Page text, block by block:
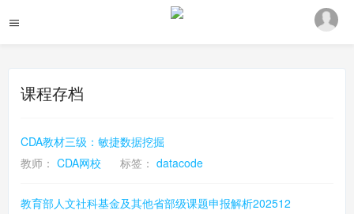
课程存档
CDA教材三级：敏捷数据挖掘
教师： CDA网校 标签： datacode
教育部人文社科基金及其他省部级课题申报解析202512